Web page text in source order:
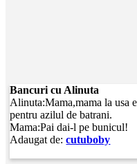
Bancuri cu Alinuta
Alinuta:Mama,mama la usa
pentru azilul de batrani.
Mama:Pai dai-l pe bunicul!
Adaugat de:cutuboby